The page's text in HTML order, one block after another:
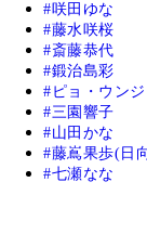
咲田ゆな
藤水咲桜
斎藤恭代
鍛治島彩
ピョ・ウンジ
三園響子
山田かな
藤嶌果歩(日
七瀬なな